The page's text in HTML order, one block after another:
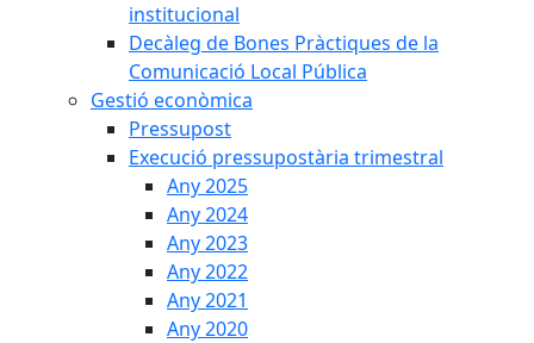
institucional
Decàleg de Bones Pràctiques de la
Comunicació Local Pública
Gestió econòmica
Pressupost
Execució pressupostària trimestral
Any 2025
Any 2024
Any 2023
Any 2022
Any 2021
Any 2020